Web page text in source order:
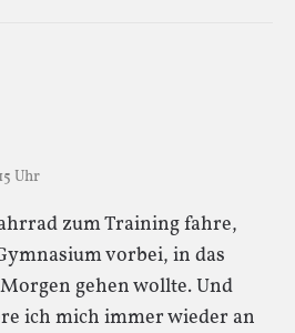
Uhr
zum Training fahre,
vorbei, in das
gehen wollte. Und
ich mich immer wieder an